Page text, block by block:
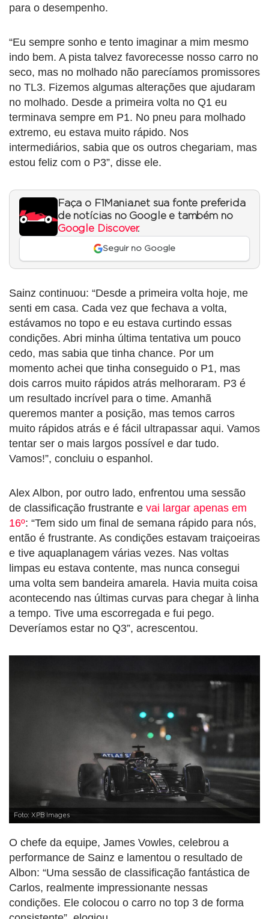
para o desempenho.
“Eu sempre sonho e tento imaginar a mim mesmo
indo bem. A pista talvez favorecesse nosso carro no
seco, mas no molhado não parecíamos promissores
no TL3. Fizemos algumas alterações que ajudaram
no molhado. Desde a primeira volta no Q1 eu
terminava sempre em P1. No pneu para molhado
extremo, eu estava muito rápido. Nos
intermediários, sabia que os outros chegariam, mas
estou feliz com o P3”, disse ele.
Faça o F1Mania.net sua fonte preferida
de notícias no Google e também no
Google Discover.
Seguir no Google
Sainz continuou: “Desde a primeira volta hoje, me
senti em casa. Cada vez que fechava a volta,
estávamos no topo e eu estava curtindo essas
condições. Abri minha última tentativa um pouco
cedo, mas sabia que tinha chance. Por um
momento achei que tinha conseguido o P1, mas
dois carros muito rápidos atrás melhoraram. P3 é
um resultado incrível para o time. Amanhã
queremos manter a posição, mas temos carros
muito rápidos atrás e é fácil ultrapassar aqui. Vamos
tentar ser o mais largos possível e dar tudo.
Vamos!”, concluiu o espanhol.
Alex Albon, por outro lado, enfrentou uma sessão
de classificação frustrante e vai largar apenas em
16º: “Tem sido um final de semana rápido para nós,
então é frustrante. As condições estavam traiçoeiras
e tive aquaplanagem várias vezes. Nas voltas
limpas eu estava contente, mas nunca consegui
uma volta sem bandeira amarela. Havia muita coisa
acontecendo nas últimas curvas para chegar à linha
a tempo. Tive uma escorregada e fui pego.
Deveríamos estar no Q3”, acrescentou.
Foto: XPB Images
O chefe da equipe, James Vowles, celebrou a
performance de Sainz e lamentou o resultado de
Albon: “Uma sessão de classificação fantástica de
Carlos, realmente impressionante nessas
condições. Ele colocou o carro no top 3 de forma